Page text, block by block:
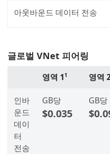
아웃바운드 데이터 전송
글로벌 VNet 피어링
영역 11 영역
인바
운드
데이
터
전송
GB당
$0.035
GB당